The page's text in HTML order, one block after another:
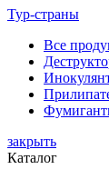
Тур-страны
Все
закрыть
Каталог